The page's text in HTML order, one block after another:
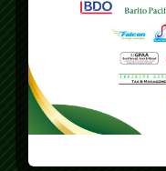
Jakarta Selatan
Graha Mas
Kec. Keb. Baru
Jakarta Selatan